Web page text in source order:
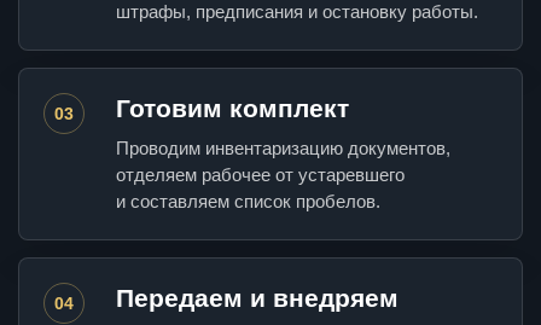
штрафы, предписания и остановку работы.
03 Готовим комплект
Проводим инвентаризацию документов,
отделяем рабочее от устаревшего
и составляем список пробелов.
04 Передаем и внедряем